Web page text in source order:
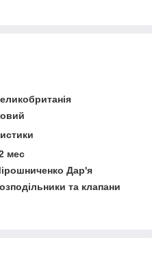
мес
Дар'я
та клапани